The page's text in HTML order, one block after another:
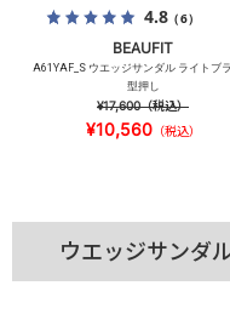
4.8（6）
BEAUFIT
A61YAF_S ウエッジサンダル ライトブ
型押し
¥17,600（税込）
¥10,560（税込）
ウエッジサンダ